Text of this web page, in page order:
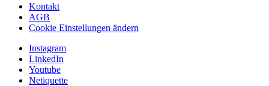
Kontakt
AGB
Cookie Einstellungen ändern
Instagram
LinkedIn
Youtube
Netiquette